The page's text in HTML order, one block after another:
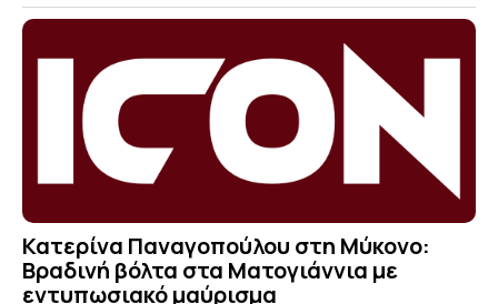
Κατερίνα Παναγοπούλου στη Μύκονο:
Βραδινή βόλτα στα Ματογιάννια με
εντυπωσιακό μαύρισμα